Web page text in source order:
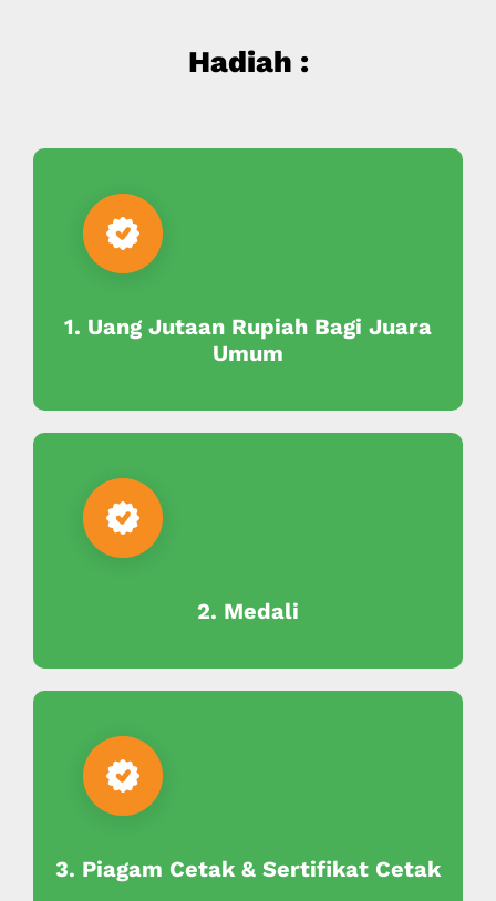
Hadiah :
1. Uang Jutaan Rupiah Bagi Juara
Umum
2. Medali
3. Piagam Cetak & Sertifikat Cetak